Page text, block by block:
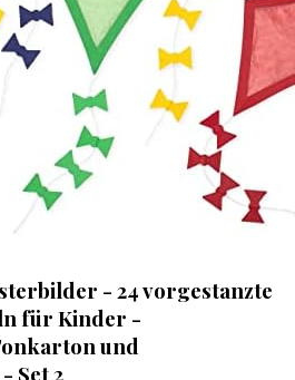
- 24 vorgestanzte
für Kinder -
und
Set 2